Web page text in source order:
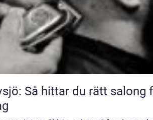
Så hittar du rätt salong